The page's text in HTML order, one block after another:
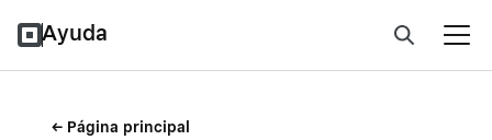
Ayuda
Página principal